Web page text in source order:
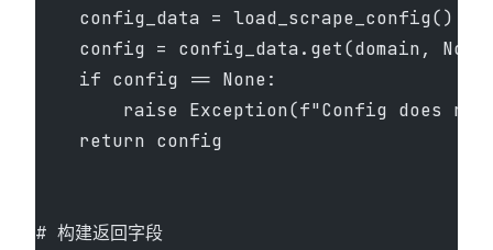
    config_data = load_scrape_config()
config = config_data.get(domain,
    if config == None:
raise Exception(f"Config does
    return config
# 构建返回字段